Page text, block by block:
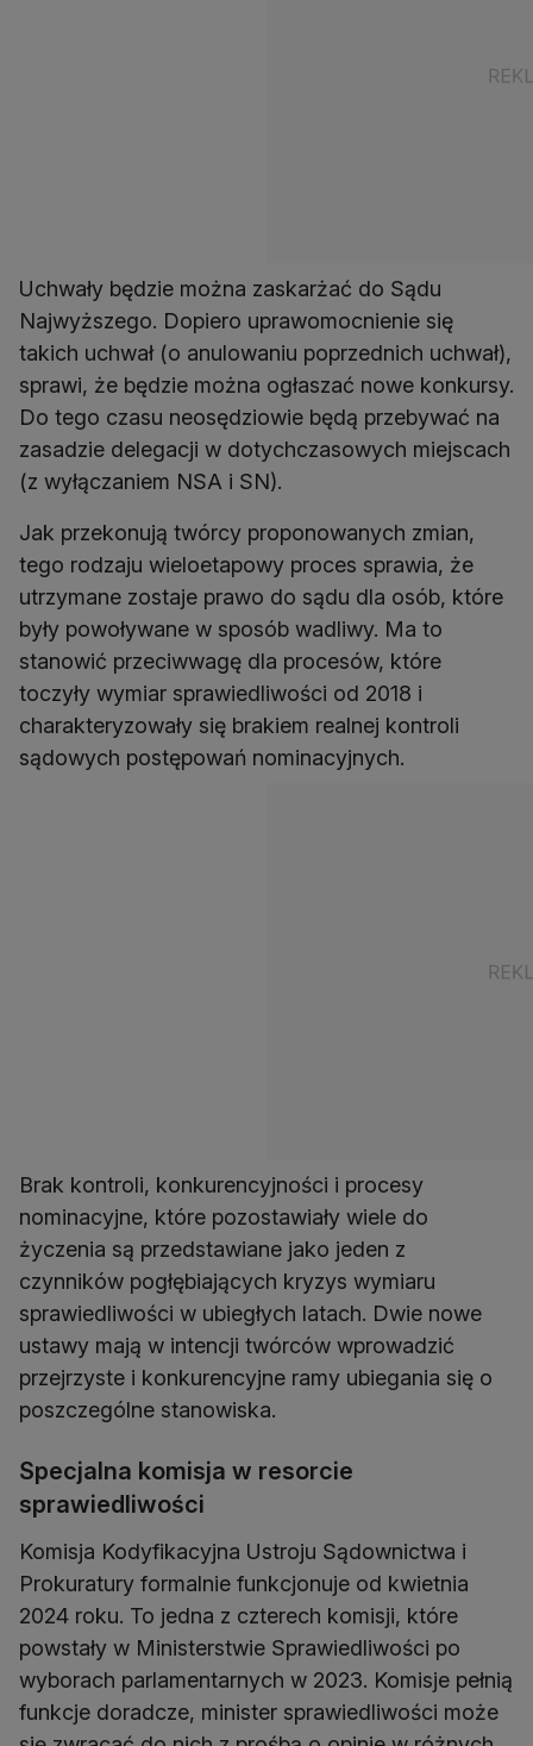
Uchwały będzie można zaskarżać do Sądu
Najwyższego. Dopiero uprawomocnienie się
takich uchwał (o anulowaniu poprzednich uchwał),
sprawi, że będzie można ogłaszać nowe konkursy.
Do tego czasu neosędziowie będą przebywać na
zasadzie delegacji w dotychczasowych miejscach
Jak przekonują twórcy proponowanych zmian,
tego rodzaju wieloetapowy proces sprawia, że
utrzymane zostaje prawo do sądu dla osób, które
były powoływane w sposób wadliwy. Ma to
stanowić przeciwwagę dla procesów, które
toczyły wymiar sprawiedliwości od 2018 i
charakteryzowały się brakiem realnej kontroli
Brak kontroli, konkurencyjności i procesy
nominacyjne, które pozostawiały wiele do
życzenia są przedstawiane jako jeden z
czynników pogłębiających kryzys wymiaru
sprawiedliwości w ubiegłych latach. Dwie nowe
ustawy mają w intencji twórców wprowadzić
przejrzyste i konkurencyjne ramy ubiegania się o
poszczególne stanowiska.
Specjalna komisja w resorcie
sprawiedliwości
Komisja Kodyfikacyjna Ustroju Sądownictwa i
Prokuratury formalnie funkcjonuje od kwietnia
2024 roku. To jedna z czterech komisji, które
powstały w Ministerstwie Sprawiedliwości po
wyborach parlamentarnych w 2023. Komisje pełnią
funkcje doradcze, minister sprawiedliwości może